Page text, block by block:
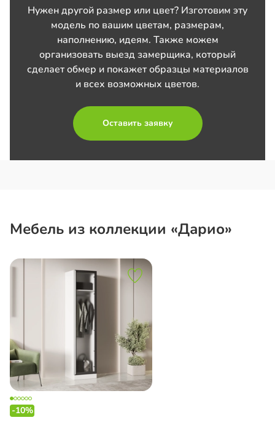
Нужен другой размер или цвет? Изготовим эту
модель по вашим цветам, размерам,
наполнению, идеям. Также можем
организовать выезд замерщика, который
сделает обмер и покажет образцы материалов
и всех возможных цветов.
Оставить заявку
Мебель из коллекции «Дарио»
-10%